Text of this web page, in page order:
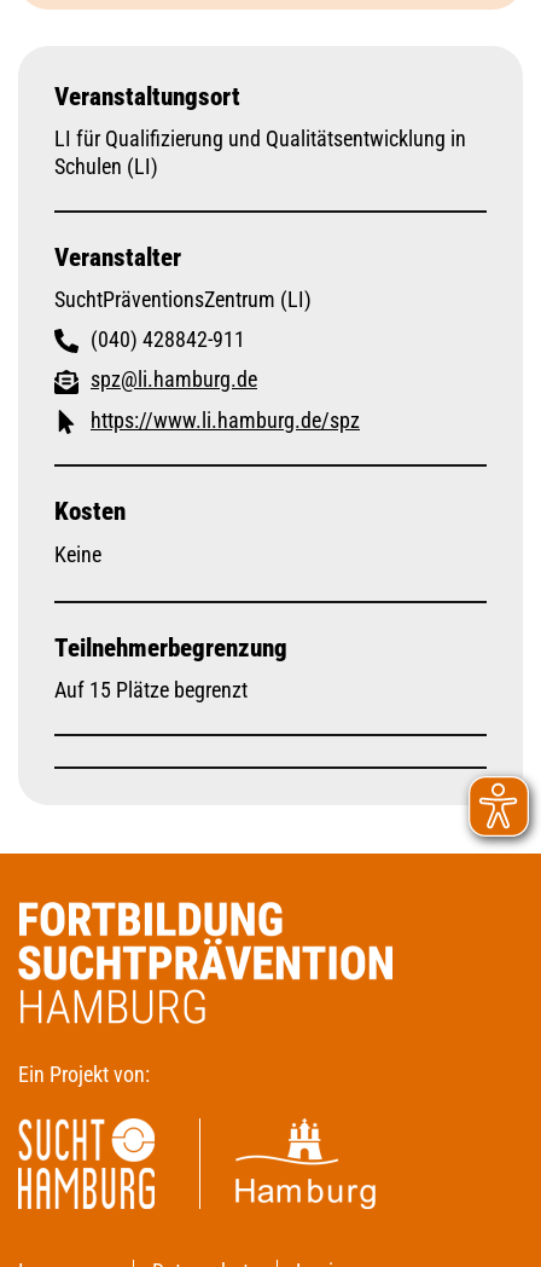
Veranstaltungsort
LI für Qualifizierung und Qualitätsentwicklung in
Schulen (LI)
Veranstalter
SuchtPräventionsZentrum (LI)
(040) 428842-911
spz@li.hamburg.de
https://www.li.hamburg.de/spz
Kosten
Keine
Teilnehmerbegrenzung
Auf 15 Plätze begrenzt
Ein Projekt von: